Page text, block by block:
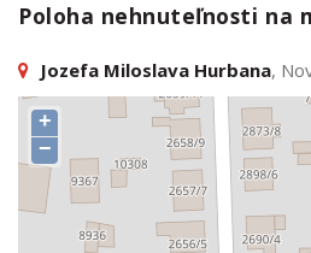
Poloha nehnuteľnosti na
Jozefa Miloslava Hurbana,
+
−